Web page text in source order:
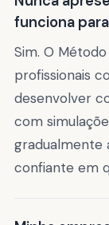
funciona
Sim. O
profissionais
desenvolver
com
gradualmente
confiante em